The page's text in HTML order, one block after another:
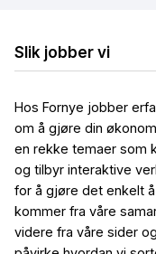
Slik jobber vi
Hos Fornye jobber
om å gjøre din
en rekke temaer som
og tilbyr interaktive
for å gjøre det enkelt
kommer fra våre
videre fra våre sider